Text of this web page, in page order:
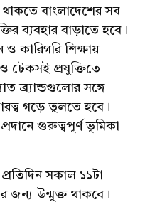
থাকতে বাংলাদেশের সব
ব্যবহার বাড়াতে হবে।
ও কারিগরি শিক্ষায়
ও টেকসই প্রযুক্তিতে
ব্র্যান্ডগুলোর সঙ্গে
গড়ে তুলতে হবে।
গুরুত্বপূর্ণ ভূমিকা
সকাল ১১টা
জন্য উন্মুক্ত থাকবে।